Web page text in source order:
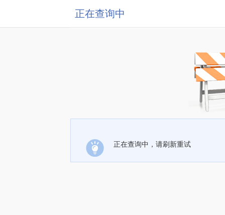
正在查询中
正在查询中，请刷新重试